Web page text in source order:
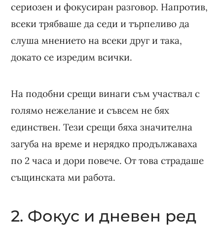
сериозен и фокусиран разговор. Напротив,
всеки трябваше да седи и търпеливо да
слуша мнението на всеки друг и така,
докато се изредим всички.
На подобни срещи винаги съм участвал с
голямо нежелание и съвсем не бях
единствен. Тези срещи бяха значителна
загуба на време и нерядко продължаваха
по 2 часа и дори повече. От това страдаше
същинската ми работа.
2. Фокус и дневен ред